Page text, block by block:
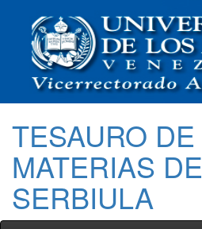
TESAURO DE
MATERIAS DE
SERBIULA